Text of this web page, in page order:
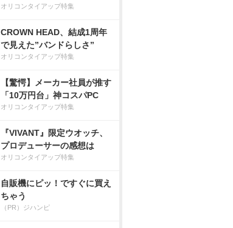
オリコンタイアップ特集
CROWN HEAD、結成1周年
で見えた”バンドらしさ”
オリコンタイアップ特集
【驚愕】メーカー社員が推す
「10万円台」神コスパPC
オリコンタイアップ特集
『VIVANT』限定ウオッチ、
プロデューサーの感想は
オリコンタイアップ特集
自販機にピッ！ですぐに買え
ちゃう
（PR）ジハンピ